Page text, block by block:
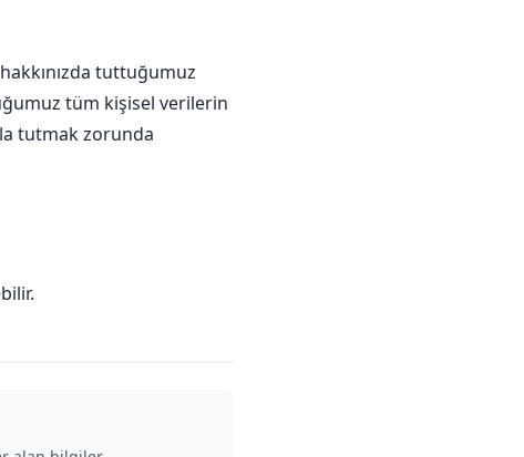
tuttuğumuz
tüm kişisel verilerin
tutmak zorunda